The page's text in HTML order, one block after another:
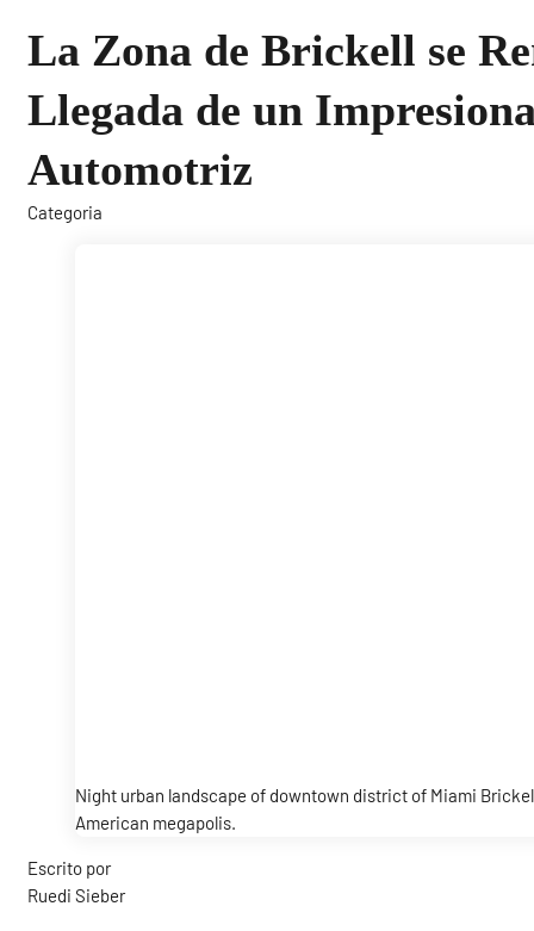
La Zona de Brickell se
Llegada de un
Automotriz
Categoria
Night urban landscape of downtown district of Miami
American megapolis.
Escrito por
Ruedi Sieber